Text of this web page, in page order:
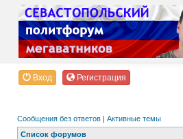
Вход Регистрация
Сообщения без ответов | Активные темы
Список форумов